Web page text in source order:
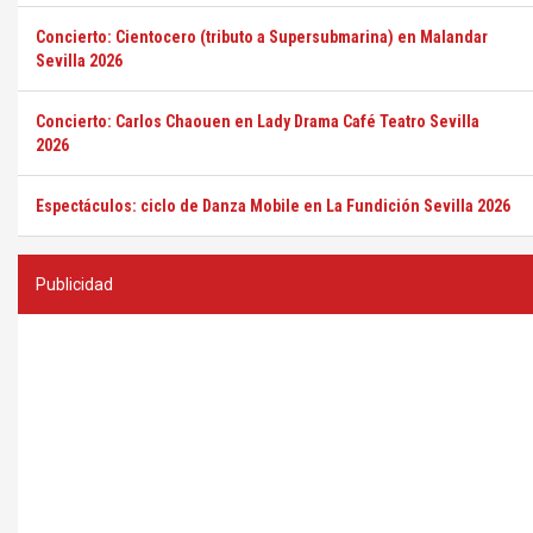
Concierto: Cientocero (tributo a Supersubmarina) en Malandar
Sevilla 2026
Concierto: Carlos Chaouen en Lady Drama Café Teatro Sevilla
2026
Espectáculos: ciclo de Danza Mobile en La Fundición Sevilla 2026
Publicidad